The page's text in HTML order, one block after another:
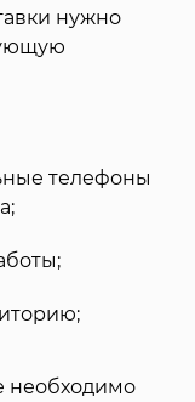
нужно
телефоны
необходимо